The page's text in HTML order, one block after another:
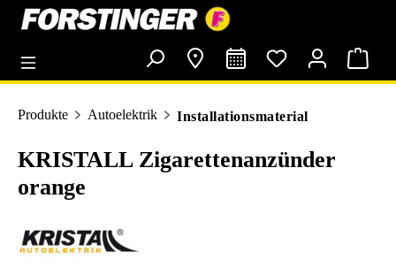
springen
Produkte Autoelektrik Installationsmaterial
KRISTALL Zigarettenanzünder
orange